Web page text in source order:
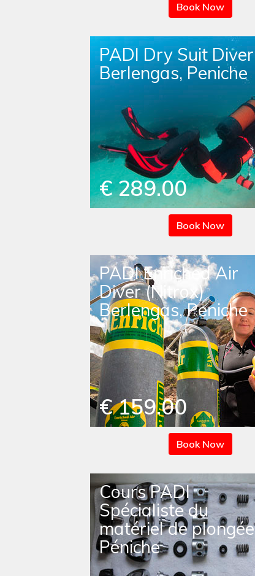
Book Now
PADI Dry Suit Diver
Berlengas, Peniche
€ 289.00
Book Now
PADI Enriched Air
Diver (Nitrox)
Berlengas, Peniche
€ 159.00
Book Now
Cours PADI
Spécialiste du
matériel de plongée
Péniche